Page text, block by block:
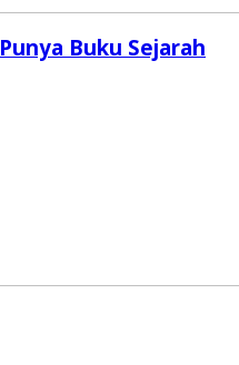
Buku Sejarah